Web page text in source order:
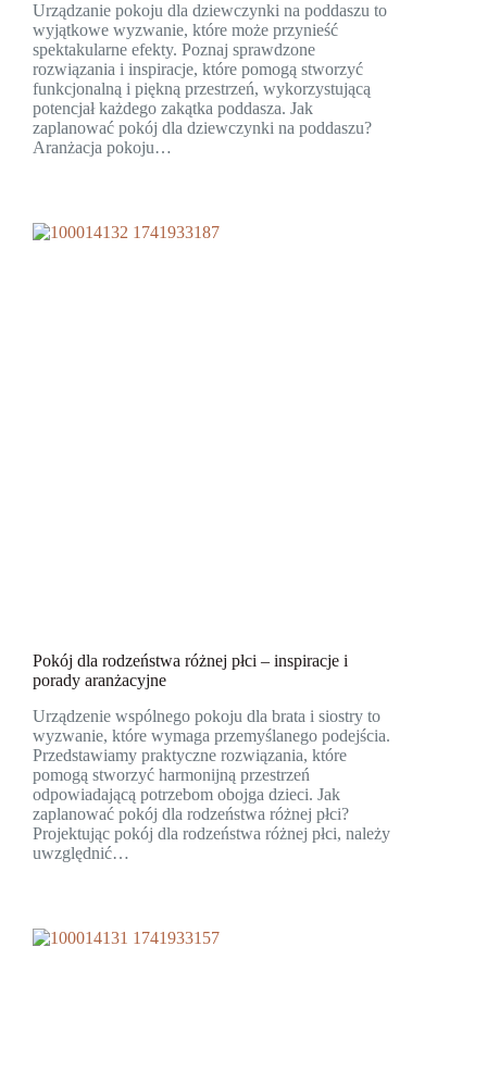
Urządzanie pokoju dla dziewczynki na poddaszu to
wyjątkowe wyzwanie, które może przynieść
spektakularne efekty. Poznaj sprawdzone
rozwiązania i inspiracje, które pomogą stworzyć
funkcjonalną i piękną przestrzeń, wykorzystującą
potencjał każdego zakątka poddasza. Jak
zaplanować pokój dla dziewczynki na poddaszu?
Aranżacja pokoju…
Pokój dla rodzeństwa różnej płci – inspiracje i
porady aranżacyjne
Urządzenie wspólnego pokoju dla brata i siostry to
wyzwanie, które wymaga przemyślanego podejścia.
Przedstawiamy praktyczne rozwiązania, które
pomogą stworzyć harmonijną przestrzeń
odpowiadającą potrzebom obojga dzieci. Jak
zaplanować pokój dla rodzeństwa różnej płci?
Projektując pokój dla rodzeństwa różnej płci, należy
uwzględnić…